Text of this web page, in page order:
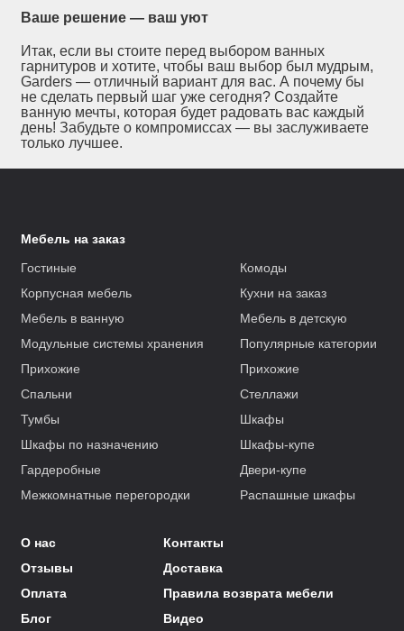
Ваше решение — ваш уют
Итак, если вы стоите перед выбором ванных
гарнитуров и хотите, чтобы ваш выбор был мудрым,
Garders — отличный вариант для вас. А почему бы
не сделать первый шаг уже сегодня? Создайте
ванную мечты, которая будет радовать вас каждый
день! Забудьте о компромиссах — вы заслуживаете
только лучшее.
Мебель на заказ
Гостиные
Комоды
Корпусная мебель
Кухни на заказ
Мебель в ванную
Мебель в детскую
Модульные системы хранения
Популярные категории
Прихожие
Прихожие
Спальни
Стеллажи
Тумбы
Шкафы
Шкафы по назначению
Шкафы-купе
Гардеробные
Двери-купе
Межкомнатные перегородки
Распашные шкафы
О нас
Контакты
Отзывы
Доставка
Оплата
Правила возврата мебели
Блог
Видео